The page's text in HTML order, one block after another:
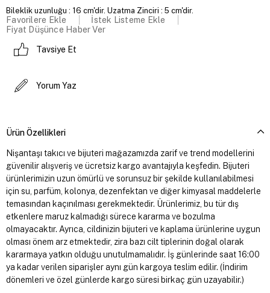
Bileklik uzunluğu : 16 cm'dir. Uzatma Zinciri : 5 cm'dir.
Favorilere Ekle
İstek Listeme Ekle
Fiyat Düşünce Haber Ver
Tavsiye Et
Yorum Yaz
Ürün Özellikleri
Nişantaşı takıcı ve bijuteri mağazamızda zarif ve trend modellerini
güvenilir alışveriş ve ücretsiz kargo avantajıyla keşfedin. Bijuteri
ürünlerimizin uzun ömürlü ve sorunsuz bir şekilde kullanılabilmesi
için su, parfüm, kolonya, dezenfektan ve diğer kimyasal maddelerle
temasından kaçınılması gerekmektedir. Ürünlerimiz, bu tür dış
etkenlere maruz kalmadığı sürece kararma ve bozulma
olmayacaktır. Ayrıca, cildinizin bijuteri ve kaplama ürünlerine uygun
olması önem arz etmektedir, zira bazı cilt tiplerinin doğal olarak
kararmaya yatkın olduğu unutulmamalıdır. İş günlerinde saat 16:00
ya kadar verilen siparişler aynı gün kargoya teslim edilir. (İndirim
dönemleri ve özel günlerde kargo süresi birkaç gün uzayabilir.)